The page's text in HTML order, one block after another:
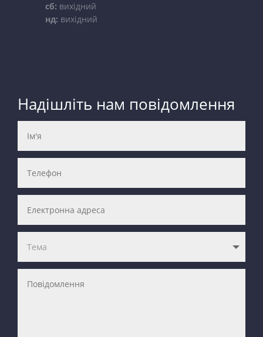
сб: вихідний
нд: вихідний
Надішліть нам повідомлення